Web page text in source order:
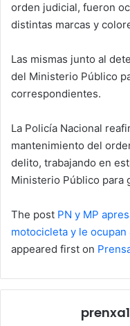
orden judicial, fueron
distintas marcas y
Las mismas junto al
del Ministerio Público
correspondientes.
La Policía Nacional
mantenimiento del
delito, trabajando en
Ministerio Público para
The post PN y MP
motocicleta y le
appeared first on